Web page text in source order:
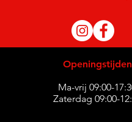
Openingstijden
Ma-vrij 09:00-
Zaterdag 09:00-